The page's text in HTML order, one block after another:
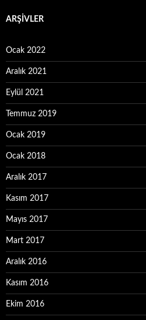
ARŞIVLER
Ocak 2022
Aralık 2021
Eylül 2021
Temmuz 2019
Ocak 2019
Ocak 2018
Aralık 2017
Kasım 2017
Mayıs 2017
Mart 2017
Aralık 2016
Kasım 2016
Ekim 2016